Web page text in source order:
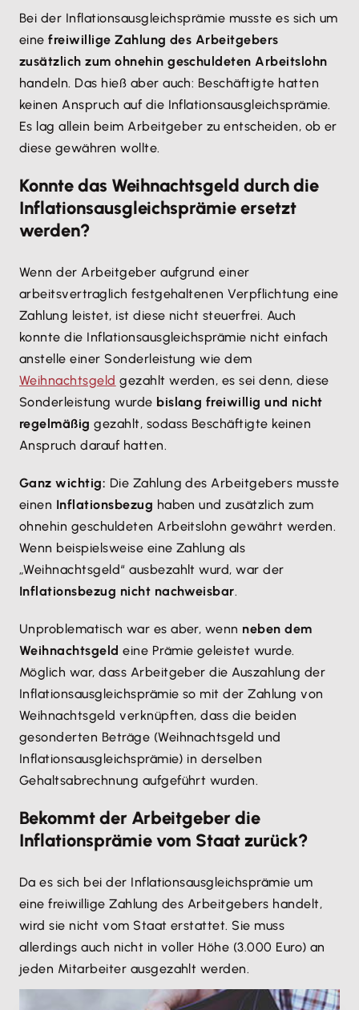
Bei der Inflationsausgleichsprämie musste es sich um
einefreiwillige Zahlung des Arbeitgebers
zusätzlich zum ohnehin geschuldeten Arbeitslohn
handeln. Das hieß aber auch: Beschäftigte hatten
keinen Anspruch auf die Inflationsausgleichsprämie.
Es lag allein beim Arbeitgeber zu entscheiden, ob er
diese gewähren wollte.
Konnte das Weihnachtsgeld durch die
Inflationsausgleichsprämie ersetzt
werden?
Wenn der Arbeitgeber aufgrund einer
arbeitsvertraglich festgehaltenen Verpflichtung eine
Zahlung leistet, ist diese nicht steuerfrei. Auch
konnte die Inflationsausgleichsprämie nicht einfach
anstelle einer Sonderleistung wie dem
Weihnachtsgeld gezahlt werden, es sei denn, diese
Sonderleistung wurde bislang freiwillig und nicht
regelmäßig gezahlt, sodass Beschäftigte keinen
Anspruch darauf hatten.
Ganz wichtig: Die Zahlung des Arbeitgebers musste
einen Inflationsbezug haben und zusätzlich zum
ohnehin geschuldeten Arbeitslohn gewährt werden.
Wenn beispielsweise eine Zahlung als
„Weihnachtsgeld“ ausbezahlt wurd, war der
Inflationsbezug nicht nachweisbar.
Unproblematisch war es aber, wenn neben dem
Weihnachtsgeld eine Prämie geleistet wurde.
Möglich war, dass Arbeitgeber die Auszahlung der
Inflationsausgleichsprämie so mit der Zahlung von
Weihnachtsgeld verknüpften, dass die beiden
gesonderten Beträge (Weihnachtsgeld und
Inflationsausgleichsprämie) in derselben
Gehaltsabrechnung aufgeführt wurden.
Bekommt der Arbeitgeber die
Inflationsprämie vom Staat zurück?
Da es sich bei der Inflationsausgleichsprämie um
eine freiwillige Zahlung des Arbeitgebers handelt,
wird sie nicht vom Staat erstattet. Sie muss
allerdings auch nicht in voller Höhe (3.000 Euro) an
jeden Mitarbeiter ausgezahlt werden.